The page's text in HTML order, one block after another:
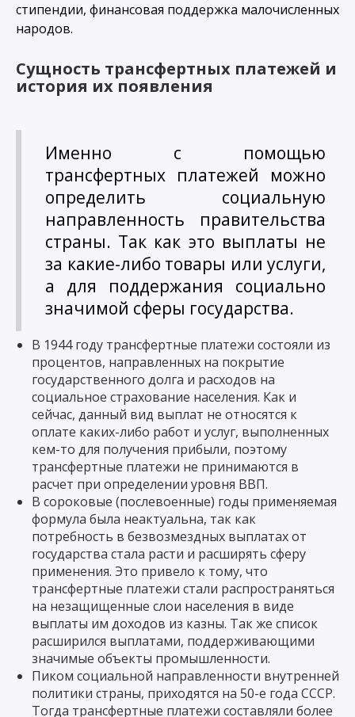
стипендии, финансовая поддержка малочисленных
народов.
Сущность трансфертных платежей и
история их появления
Именно с помощью
трансфертных платежей можно
определить социальную
направленность правительства
страны. Так как это выплаты не
за какие-либо товары или услуги,
а для поддержания социально
значимой сферы государства.
В 1944 году трансфертные платежи состояли из
процентов, направленных на покрытие
государственного долга и расходов на
социальное страхование населения. Как и
сейчас, данный вид выплат не относятся к
оплате каких-либо работ и услуг, выполненных
кем-то для получения прибыли, поэтому
трансфертные платежи не принимаются в
расчет при определении уровня ВВП.
В сороковые (послевоенные) годы применяемая
формула была неактуальна, так как
потребность в безвозмездных выплатах от
государства стала расти и расширять сферу
применения. Это привело к тому, что
трансфертные платежи стали распространяться
на незащищенные слои населения в виде
выплаты им доходов из казны. Так же список
расширился выплатами, поддерживающими
значимые объекты промышленности.
Пиком социальной направленности внутренней
политики страны, приходятся на 50-е года СССР.
Тогда трансфертные платежи составляли более